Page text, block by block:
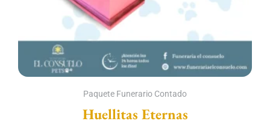
Paquete Funerario Contado
Huellitas Eternas